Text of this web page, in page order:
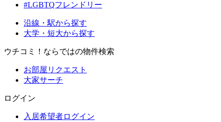
#LGBTQフレンドリー
沿線・駅から探す
大学・短大から探す
ウチコミ！ならではの物件検索
お部屋リクエスト
大家サーチ
ログイン
入居希望者ログイン